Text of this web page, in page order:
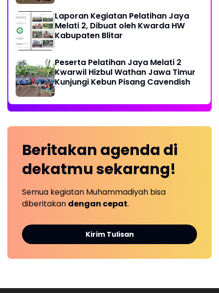
Laporan Kegiatan Pelatihan Jaya
Melati 2, Dibuat oleh Kwarda HW
Kabupaten Blitar
Peserta Pelatihan Jaya Melati 2
Kwarwil Hizbul Wathan Jawa Timur
Kunjungi Kebun Pisang Cavendish
Beritakan agenda di
dekatmusekarang!
Semua kegiatan Muhammadiyah bisa
diberitakan dengan cepat.
Kirim Tulisan